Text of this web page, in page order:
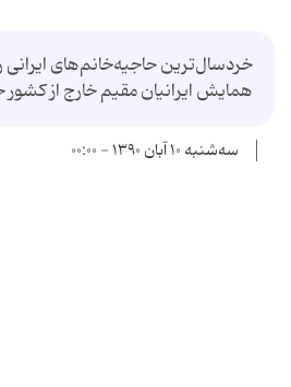
خردسال‌ترین حاجیه‌خانم‌های
همایش ایرانیان مقیم خارج از
سه‌شنبه ۱۰ آبان ۱۳۹۰ - ۰۰:۰۰